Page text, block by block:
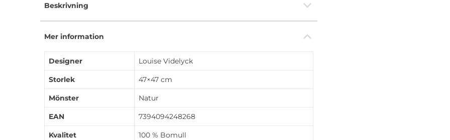
Beskrivning
Mer information
Designer Louise Videlyck
Storlek 47×47 cm
Mönster Natur
EAN 7394094248268
Kvalitet 100 % Bomull